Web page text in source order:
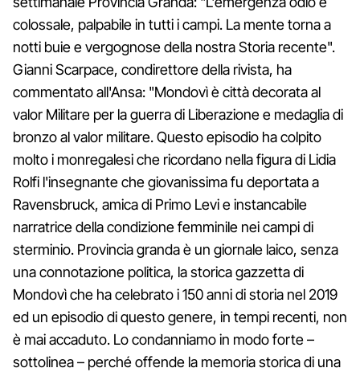
colossale, palpabile in tutti i campi. La mente torna a
notti buie e vergognose della nostra Storia recente".
Gianni Scarpace, condirettore della rivista, ha
commentato all'Ansa: "Mondovì è città decorata al
valor Militare per la guerra di Liberazione e medaglia di
bronzo al valor militare. Questo episodio ha colpito
molto i monregalesi che ricordano nella figura di Lidia
Rolfi l'insegnante che giovanissima fu deportata a
Ravensbruck, amica di Primo Levi e instancabile
narratrice della condizione femminile nei campi di
sterminio. Provincia granda è un giornale laico, senza
una connotazione politica, la storica gazzetta di
Mondovì che ha celebrato i 150 anni di storia nel 2019
ed un episodio di questo genere, in tempi recenti, non
è mai accaduto. Lo condanniamo in modo forte –
sottolinea – perché offende la memoria storica di una